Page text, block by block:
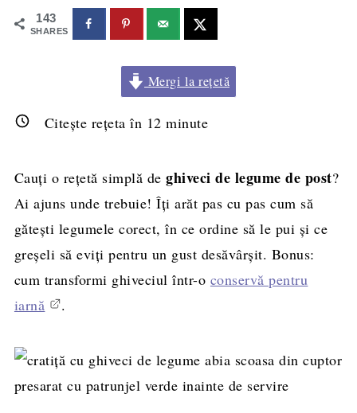
143
SHARES
Mergi la rețetă
Citește rețeta în 12 minute
Cauți o rețetă simplă deghiveci de legume de post?
Ai ajuns unde trebuie! Îți arăt pas cu pas cum să
gătești legumele corect, în ce ordine să le pui și ce
greșeli să eviți pentru un gust desăvârșit. Bonus:
cum transformi ghiveciul într-o conservă pentru
iarnă
.